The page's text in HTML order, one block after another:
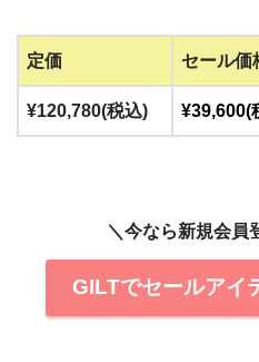
定価 セール価
¥120,780(税込) ¥39,600(
＼今なら新規会員
GILTでセールアイ